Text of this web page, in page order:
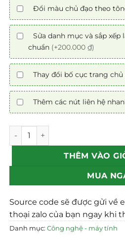
Đổi màu chủ đạo theo
Sửa danh mục và sắp
chuẩn (+200.000 ₫)
Thay đổi bố cục trang
Thêm các nút liên hệ
Mẫu theme Website Bán
THÊM VÀO
MUA
Source code sẽ được gửi về
thoại zalo của bạn ngay khi
Danh mục:Công nghệ - máy tính